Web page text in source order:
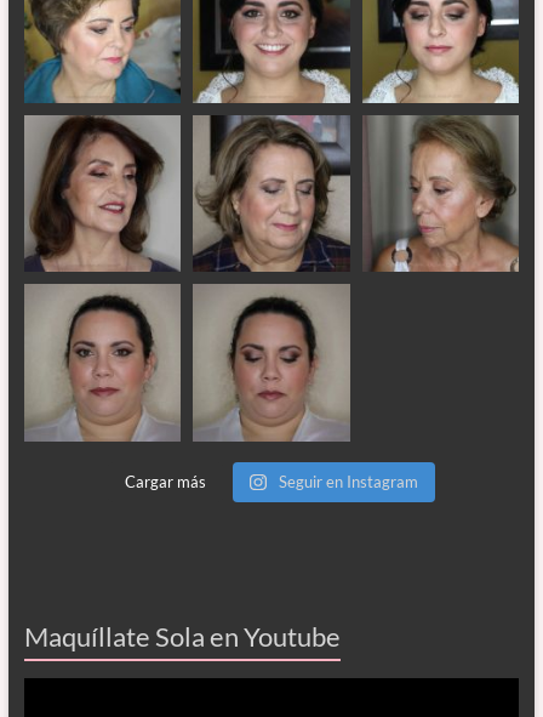
Cargar más Seguir en Instagram
Maquíllate Sola en Youtube